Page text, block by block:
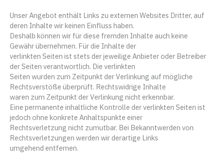
Unser Angebot enthält Links zu externen Websites Dritter, auf
deren Inhalte wir keinen Einfluss haben.
Deshalb können wir für diese fremden Inhalte auch keine
Gewähr übernehmen. Für die Inhalte der
verlinkten Seiten ist stets der jeweilige Anbieter oder Betreiber
der Seiten verantwortlich. Die verlinkten
Seiten wurden zum Zeitpunkt der Verlinkung auf mögliche
Rechtsverstöße überprüft. Rechtswidrige Inhalte
waren zum Zeitpunkt der Verlinkung nicht erkennbar.
Eine permanente inhaltliche Kontrolle der verlinkten Seiten ist
jedoch ohne konkrete Anhaltspunkte einer
Rechtsverletzung nicht zumutbar. Bei Bekanntwerden von
Rechtsverletzungen werden wir derartige Links
umgehend entfernen.